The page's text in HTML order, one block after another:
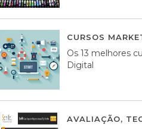
CURSOS
Os 13 melhores
Digital
AVALIAÇÃO,